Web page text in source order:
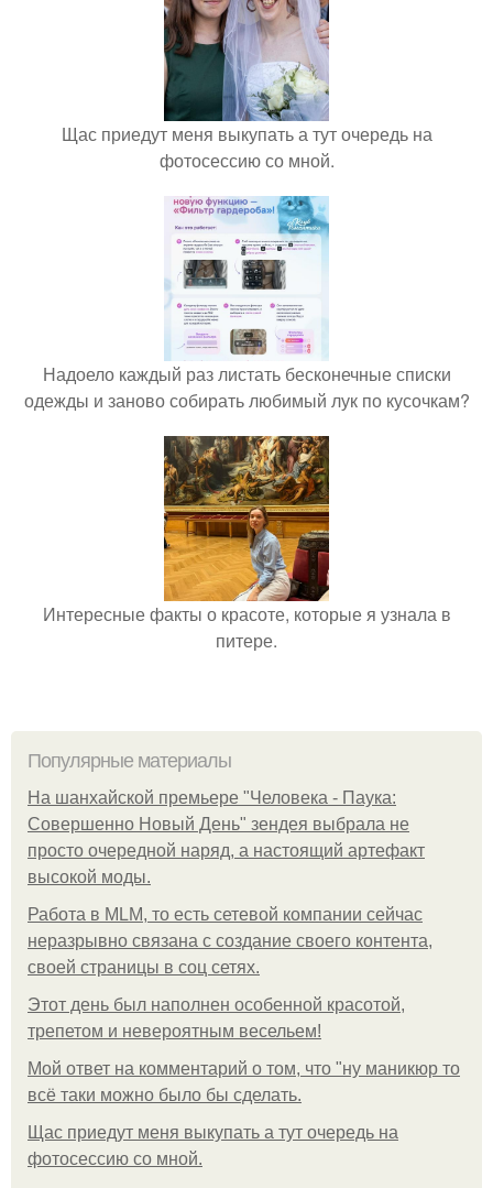
Щас приедут меня выкупать а тут очередь на
фотосессию со мной.
Надоело каждый раз листать бесконечные списки
одежды и заново собирать любимый лук по кусочкам?
Интересные факты о красоте, которые я узнала в
питере.
Популярные материалы
На шанхайской премьере "Человека - Паука:
Совершенно Новый День" зендея выбрала не
просто очередной наряд, а настоящий артефакт
высокой моды.
Работа в MLM, то есть сетевой компании сейчас
неразрывно связана с создание своего контента,
своей страницы в соц сетях.
Этот день был наполнен особенной красотой,
трепетом и невероятным весельем!
Мой ответ на комментарий о том, что "ну маникюр то
всё таки можно было бы сделать.
Щас приедут меня выкупать а тут очередь на
фотосессию со мной.